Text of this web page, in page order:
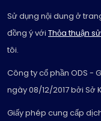
Sử dụng nội dung ở
đồng ý với Thỏa thuận
tôi.
Công ty cổ phần ODS -
ngày 08/12/2017 bởi Sở
Giấy phép cung cấp